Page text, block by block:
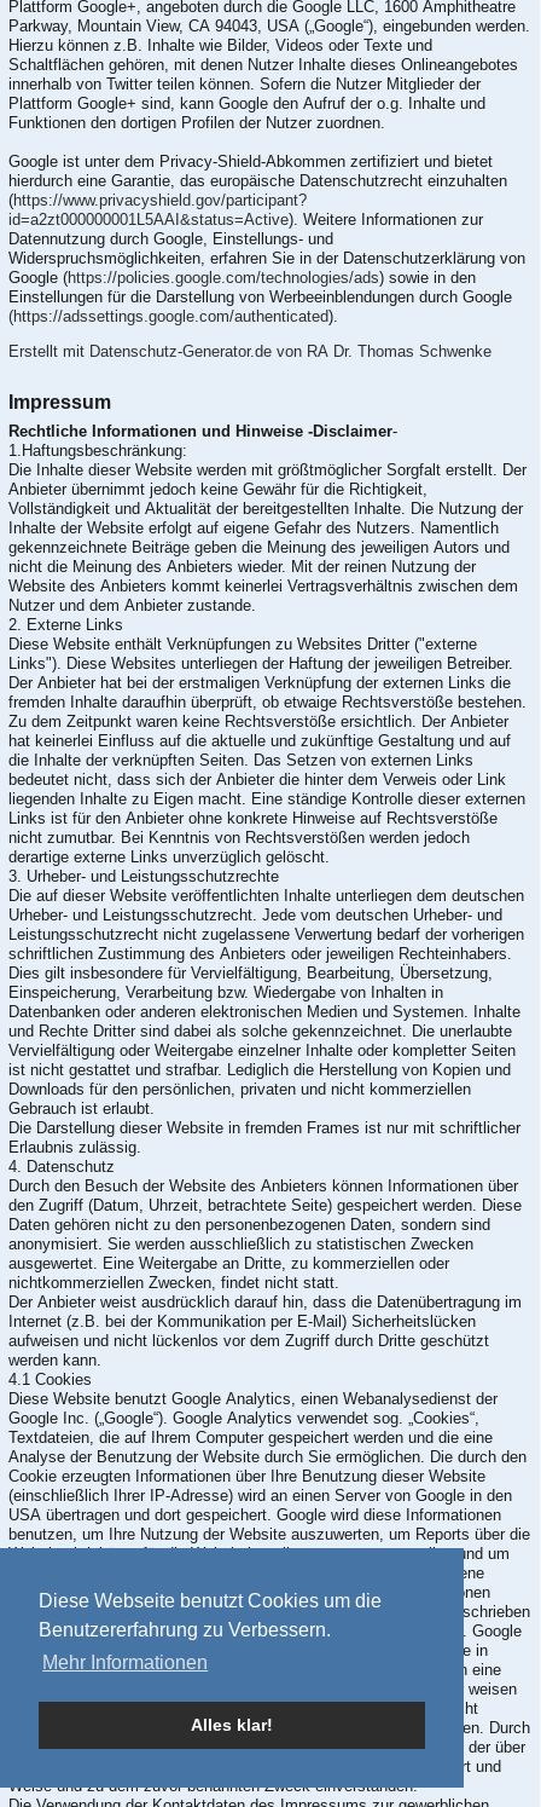
Diese Webseite benutzt Cookies um die
Benutzererfahrung zu Verbessern.
Mehr Informationen
Alles klar!
Plattform Google+, angeboten durch die Google LLC, 1600 Amphitheatre
Parkway, Mountain View, CA 94043, USA („Google“), eingebunden werden.
Hierzu können z.B. Inhalte wie Bilder, Videos oder Texte und
Schaltflächen gehören, mit denen Nutzer Inhalte dieses Onlineangebotes
innerhalb von Twitter teilen können. Sofern die Nutzer Mitglieder der
Plattform Google+ sind, kann Google den Aufruf der o.g. Inhalte und
Funktionen den dortigen Profilen der Nutzer zuordnen.
Google ist unter dem Privacy-Shield-Abkommen zertifiziert und bietet
hierdurch eine Garantie, das europäische Datenschutzrecht einzuhalten
(https://www.privacyshield.gov/participant?
id=a2zt000000001L5AAI&status=Active). Weitere Informationen zur
Datennutzung durch Google, Einstellungs- und
Widerspruchsmöglichkeiten, erfahren Sie in der Datenschutzerklärung von
Google (https://policies.google.com/technologies/ads) sowie in den
Einstellungen für die Darstellung von Werbeeinblendungen durch Google
(https://adssettings.google.com/authenticated).
Erstellt mit Datenschutz-Generator.de von RA Dr. Thomas Schwenke
Impressum
Rechtliche Informationen und Hinweise -Disclaimer-
1.Haftungsbeschränkung:
Die Inhalte dieser Website werden mit größtmöglicher Sorgfalt erstellt. Der
Anbieter übernimmt jedoch keine Gewähr für die Richtigkeit,
Vollständigkeit und Aktualität der bereitgestellten Inhalte. Die Nutzung der
Inhalte der Website erfolgt auf eigene Gefahr des Nutzers. Namentlich
gekennzeichnete Beiträge geben die Meinung des jeweiligen Autors und
nicht die Meinung des Anbieters wieder. Mit der reinen Nutzung der
Website des Anbieters kommt keinerlei Vertragsverhältnis zwischen dem
Nutzer und dem Anbieter zustande.
2. Externe Links
Diese Website enthält Verknüpfungen zu Websites Dritter ("externe
Links"). Diese Websites unterliegen der Haftung der jeweiligen Betreiber.
Der Anbieter hat bei der erstmaligen Verknüpfung der externen Links die
fremden Inhalte daraufhin überprüft, ob etwaige Rechtsverstöße bestehen.
Zu dem Zeitpunkt waren keine Rechtsverstöße ersichtlich. Der Anbieter
hat keinerlei Einfluss auf die aktuelle und zukünftige Gestaltung und auf
die Inhalte der verknüpften Seiten. Das Setzen von externen Links
bedeutet nicht, dass sich der Anbieter die hinter dem Verweis oder Link
liegenden Inhalte zu Eigen macht. Eine ständige Kontrolle dieser externen
Links ist für den Anbieter ohne konkrete Hinweise auf Rechtsverstöße
nicht zumutbar. Bei Kenntnis von Rechtsverstößen werden jedoch
derartige externe Links unverzüglich gelöscht.
3. Urheber- und Leistungsschutzrechte
Die auf dieser Website veröffentlichten Inhalte unterliegen dem deutschen
Urheber- und Leistungsschutzrecht. Jede vom deutschen Urheber- und
Leistungsschutzrecht nicht zugelassene Verwertung bedarf der vorherigen
schriftlichen Zustimmung des Anbieters oder jeweiligen Rechteinhabers.
Dies gilt insbesondere für Vervielfältigung, Bearbeitung, Übersetzung,
Einspeicherung, Verarbeitung bzw. Wiedergabe von Inhalten in
Datenbanken oder anderen elektronischen Medien und Systemen. Inhalte
und Rechte Dritter sind dabei als solche gekennzeichnet. Die unerlaubte
Vervielfältigung oder Weitergabe einzelner Inhalte oder kompletter Seiten
ist nicht gestattet und strafbar. Lediglich die Herstellung von Kopien und
Downloads für den persönlichen, privaten und nicht kommerziellen
Gebrauch ist erlaubt.
Die Darstellung dieser Website in fremden Frames ist nur mit schriftlicher
Erlaubnis zulässig.
4. Datenschutz
Durch den Besuch der Website des Anbieters können Informationen über
den Zugriff (Datum, Uhrzeit, betrachtete Seite) gespeichert werden. Diese
Daten gehören nicht zu den personenbezogenen Daten, sondern sind
anonymisiert. Sie werden ausschließlich zu statistischen Zwecken
ausgewertet. Eine Weitergabe an Dritte, zu kommerziellen oder
nichtkommerziellen Zwecken, findet nicht statt.
Der Anbieter weist ausdrücklich darauf hin, dass die Datenübertragung im
Internet (z.B. bei der Kommunikation per E-Mail) Sicherheitslücken
aufweisen und nicht lückenlos vor dem Zugriff durch Dritte geschützt
werden kann.
4.1 Cookies
Diese Website benutzt Google Analytics, einen Webanalysedienst der
Google Inc. („Google“). Google Analytics verwendet sog. „Cookies“,
Textdateien, die auf Ihrem Computer gespeichert werden und die eine
Analyse der Benutzung der Website durch Sie ermöglichen. Die durch den
Cookie erzeugten Informationen über Ihre Benutzung dieser Website
(einschließlich Ihrer IP-Adresse) wird an einen Server von Google in den
USA übertragen und dort gespeichert. Google wird diese Informationen
benutzen, um Ihre Nutzung der Website auszuwerten, um Reports über die
Websiteaktivitäten für die Websitebetreiber zusammenzustellen und um
weitere mit der Websitenutzung und der Internetnutzung verbundene
Dienstleistungen zu erbringen. Auch wird Google diese Informationen
gegebenenfalls an Dritte übertragen, sofern dies gesetzlich vorgeschrieben
oder soweit Dritte diese Daten im Auftrag von Google verarbeiten. Google
wird in keinem Fall Ihre IP-Adresse mit anderen Daten von Google in
Verbindung bringen. Sie können die Installation der Cookies durch eine
entsprechende Einstellung Ihrer Browser Software verhindern; wir weisen
Sie jedoch darauf hin, dass Sie in diesem Fall gegebenenfalls nicht
sämtliche Funktionen dieser Website vollumfänglich nutzen können. Durch
die Nutzung dieser Website erklären Sie sich mit der Bearbeitung der über
Sie erhobenen Daten durch Google in der zuvor beschriebenen Art und
Weise und zu dem zuvor benannten Zweck einverstanden.